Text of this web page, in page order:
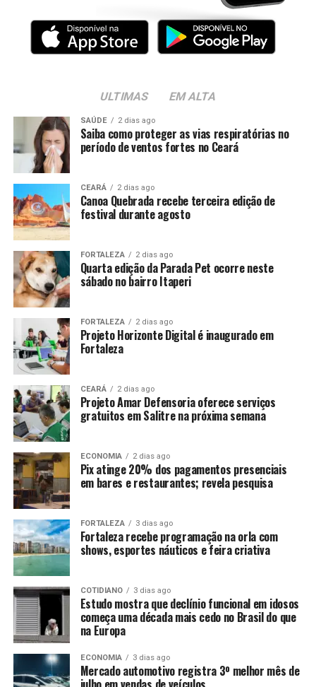
ULTIMAS EM ALTA
SAÚDE 2 dias ago
Saiba como proteger as vias respiratórias no
período de ventos fortes no Ceará
CEARÁ 2 dias ago
Canoa Quebrada recebe terceira edição de
festival durante agosto
FORTALEZA 2 dias ago
Quarta edição da Parada Pet ocorre neste
sábado no bairro Itaperi
FORTALEZA 2 dias ago
Projeto Horizonte Digital é inaugurado em
Fortaleza
CEARÁ 2 dias ago
Projeto Amar Defensoria oferece serviços
gratuitos em Salitre na próxima semana
ECONOMIA 2 dias ago
Pix atinge 20% dos pagamentos presenciais
em bares e restaurantes; revela pesquisa
FORTALEZA 3 dias ago
Fortaleza recebe programação na orla com
shows, esportes náuticos e feira criativa
COTIDIANO 3 dias ago
Estudo mostra que declínio funcional em idosos
começa uma década mais cedo no Brasil do que
na Europa
ECONOMIA 3 dias ago
Mercado automotivo registra 3º melhor mês de